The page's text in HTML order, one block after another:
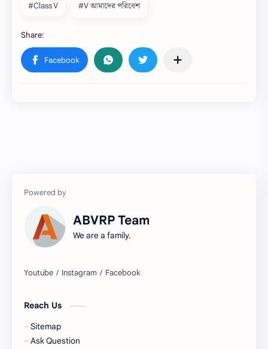
#Class V #V আমাদের পরিবেশ
ABVRP Team
We are a family.
Reach Us
Sitemap
Ask Question